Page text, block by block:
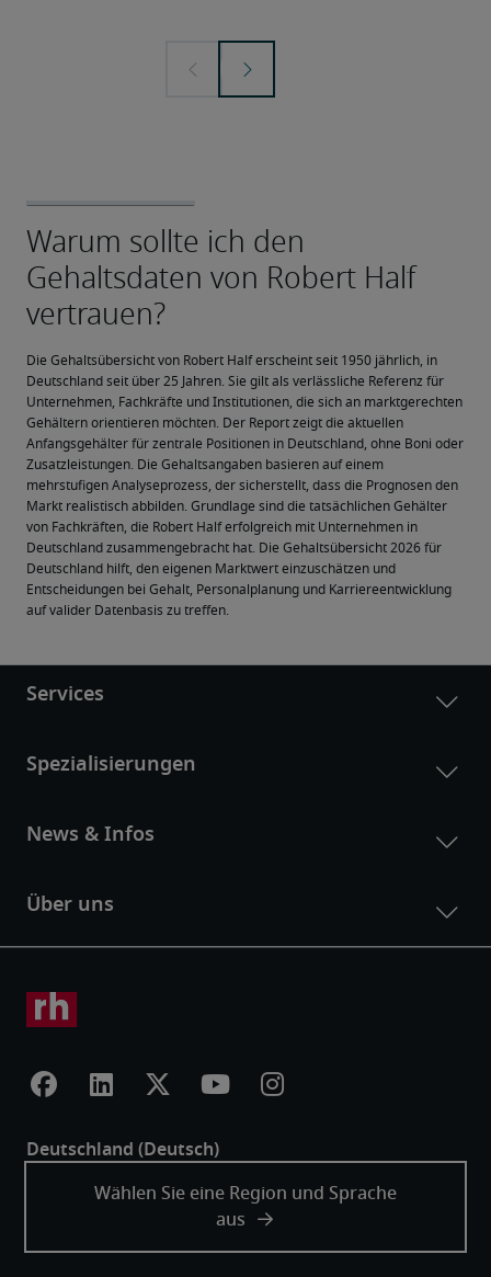
Die Gehaltsübersicht von Robert Half erscheint seit 1950 jährlich, in
Deutschland seit über 25 Jahren. Sie gilt als verlässliche Referenz für
Unternehmen, Fachkräfte und Institutionen, die sich an marktgerechten
Gehältern orientieren möchten. Der Report zeigt die aktuellen
Anfangsgehälter für zentrale Positionen in Deutschland, ohne Boni oder
Zusatzleistungen. Die Gehaltsangaben basieren auf einem
mehrstufigen Analyseprozess, der sicherstellt, dass die Prognosen den
Markt realistisch abbilden. Grundlage sind die tatsächlichen Gehälter
von Fachkräften, die Robert Half erfolgreich mit Unternehmen in
Deutschland zusammengebracht hat. Die Gehaltsübersicht 2026 für
Deutschland hilft, den eigenen Marktwert einzuschätzen und
Entscheidungen bei Gehalt, Personalplanung und Karriereentwicklung
auf valider Datenbasis zu treffen.